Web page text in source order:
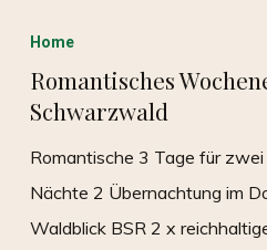
Home
Romantisches
Schwarzwald
Romantische 3 Tage für
Nächte 2 Übernachtung im
Waldblick BSR 2 x